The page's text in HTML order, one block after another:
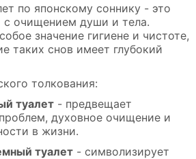
по японскому соннику - это
с очищением души и тела.
значение гигиене и чистоте,
таких снов имеет глубокий
толкования:
туалет - предвещает
духовное очищение и
в жизни.
туалет - символизирует